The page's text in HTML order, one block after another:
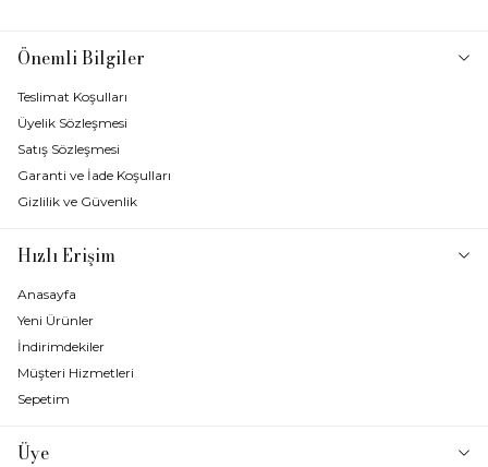
Önemli Bilgiler
Teslimat Koşulları
Üyelik Sözleşmesi
Satış Sözleşmesi
Garanti ve İade Koşulları
Gizlilik ve Güvenlik
Hızlı Erişim
Anasayfa
Yeni Ürünler
İndirimdekiler
Müşteri Hizmetleri
Sepetim
Üye